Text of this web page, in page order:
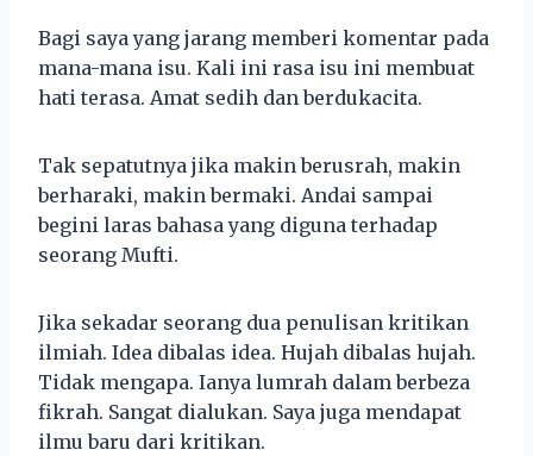
Bagi saya yang jarang memberi komentar pada
mana-mana isu. Kali ini rasa isu ini membuat
hati terasa. Amat sedih dan berdukacita.
Tak sepatutnya jika makin berusrah, makin
berharaki, makin bermaki. Andai sampai
begini laras bahasa yang diguna terhadap
seorang Mufti.
Jika sekadar seorang dua penulisan kritikan
ilmiah. Idea dibalas idea. Hujah dibalas hujah.
Tidak mengapa. Ianya lumrah dalam berbeza
fikrah. Sangat dialukan. Saya juga mendapat
ilmu baru dari kritikan.